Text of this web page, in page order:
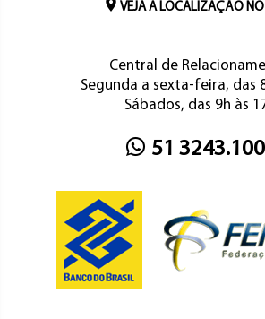
VEJA A LOCALIZAÇÃO
Central de
Segunda a sexta-feira, das
Sábados, das 9h às
51